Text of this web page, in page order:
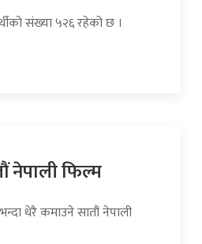
संख्या ५२६ रहेको छ ।
नेपाली फिल्म
धेरै कमाउने सातौं नेपाली